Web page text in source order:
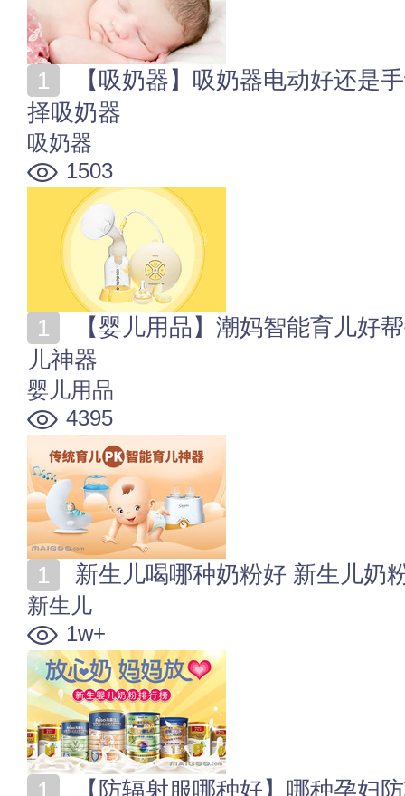
择吸奶器
吸奶器
1503
儿神器
婴儿用品
4395
新生儿喝哪种奶粉好 新生儿奶
新生儿
1w+